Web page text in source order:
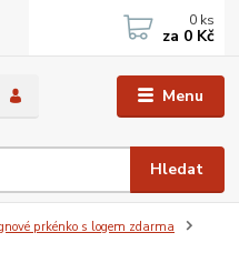
Menu
Hledat
0 ks
za 0 Kč
prkénko s logem zdarma